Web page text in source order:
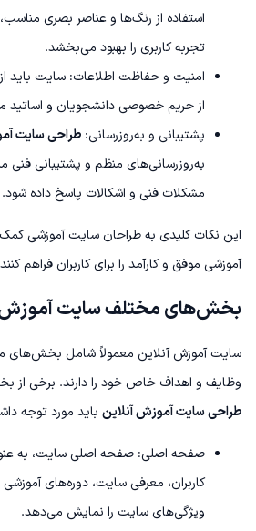
استفاده از رنگ‌ها و عناصر بصری
تجربه کاربری را بهبود می‌بخشد.
امنیت و حفاظت اطلاعات: سایت باید
از حریم خصوصی دانشجویان و اساتید
پشتیبانی و به‌روزرسانی: طراحی سایت
به‌روزرسانی‌های منظم و پشتیبانی فنی
مشکلات فنی و اشکالات پاسخ داده شود.
این نکات کلیدی به طراحان سایت آموزشی
آموزشی موفق و کارآمد را برای کاربران فراهم
بخش‌های مختلف سایت آموزش
سایت آموزش آنلاین معمولاً شامل بخش‌های
وظایف و اهداف خاص خود را دارند. برخی از
طراحی سایت آموزش آنلاین باید مورد توجه
صفحه اصلی: صفحه اصلی سایت، به
کاربران، معرفی سایت، دوره‌های آموزشی
ویژگی‌های سایت را نمایش می‌دهد.